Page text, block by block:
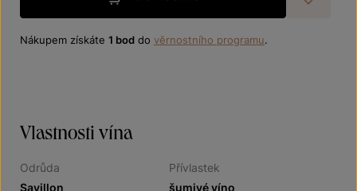
Nákupem získáte 1 bod do věrnostního programu.
Vlastnosti vína
Odrůda
Savillon
Přívlastek
šumivé víno